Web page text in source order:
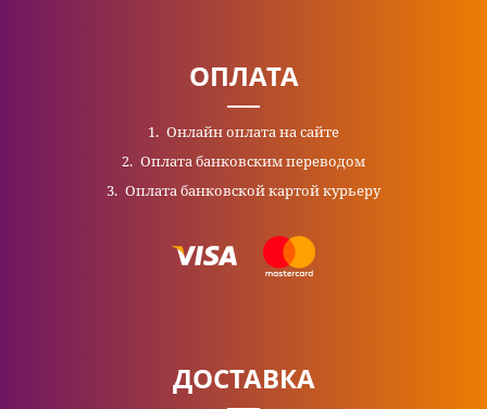
ОПЛАТА
Онлайн оплата на сайте
Оплата банковским переводом
Оплата банковской картой курьеру
ДОСТАВКА